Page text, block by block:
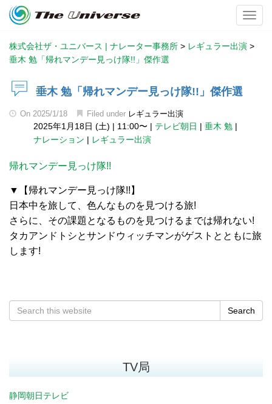
株式会社ザ・ユニバース | ナレーター事務所 > レギュラー出演 >
垂木 勉「帰れマンデー見っけ隊!!」傑作選
垂木 勉「帰れマンデー見っけ隊!!」傑作選
On 2025/1/18 Filed under レギュラー出演
2025年1月18日 (土) | 11:00〜 | テレビ朝日 | 垂木 勉 |
ナレーション | レギュラー出演
帰れマンデー見っけ隊!!
▼【帰れマンデー見っけ隊!!】
日本中を旅して、色んなものを見つける旅!
さらに、その課題となるものを見つけるまでは帰れない!
タカアンドトシとサンドウィッチマンがゲストとともに旅
します!
Search
TV局
静岡朝日テレビ